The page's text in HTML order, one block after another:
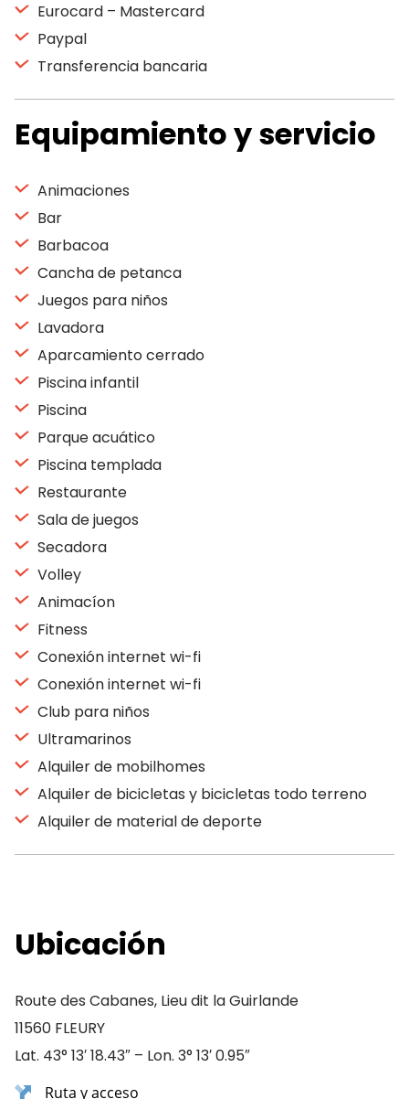
Eurocard – Mastercard
Paypal
Transferencia bancaria
Equipamiento y servicio
Animaciones
Bar
Barbacoa
Cancha de petanca
Juegos para niños
Lavadora
Aparcamiento cerrado
Piscina infantil
Piscina
Parque acuático
Piscina templada
Restaurante
Sala de juegos
Secadora
Volley
Animacíon
Fitness
Conexión internet wi-fi
Conexión internet wi-fi
Club para niños
Ultramarinos
Alquiler de mobilhomes
Alquiler de bicicletas y bicicletas todo terreno
Alquiler de material de deporte
Ubicación
Route des Cabanes, Lieu dit la Guirlande
11560 FLEURY
Lat. 43° 13′ 18.43″ – Lon. 3° 13′ 0.95″
Ruta y acceso